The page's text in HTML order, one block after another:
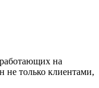
на
не только клиентами,